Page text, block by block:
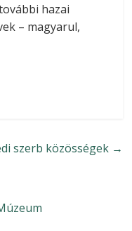
hazai
– magyarul,
szerb közösségek →